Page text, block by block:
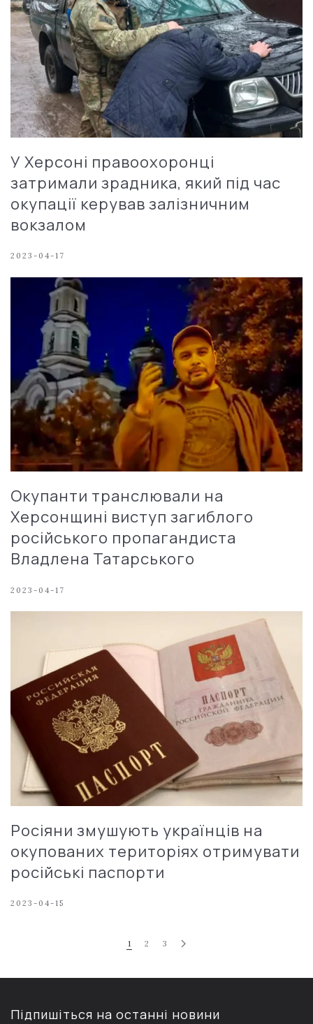
У Херсоні правоохоронці
затримали зрадника, який під час
окупації керував залізничним
вокзалом
2023-04-17
Окупанти транслювали на
Херсонщині виступ загиблого
російського пропагандиста
Владлена Татарського
2023-04-17
Росіяни змушують українців на
окупованих територіях отримувати
російські паспорти
2023-04-15
1 2 3
Підпишіться на останні новини